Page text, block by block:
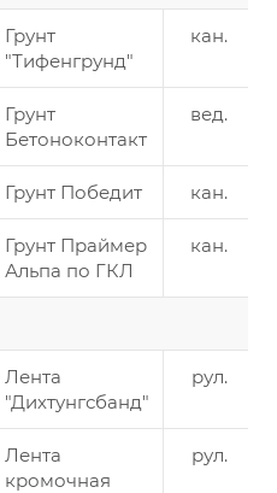
Грунт
"Тифенгрунд"
кан.
Грунт
Бетоноконтакт
вед.
Грунт Победит кан.
Грунт Праймер
Альпа по ГКЛ
кан.
Лента
"Дихтунгсбанд"
рул.
Лента
кромочная
рул.